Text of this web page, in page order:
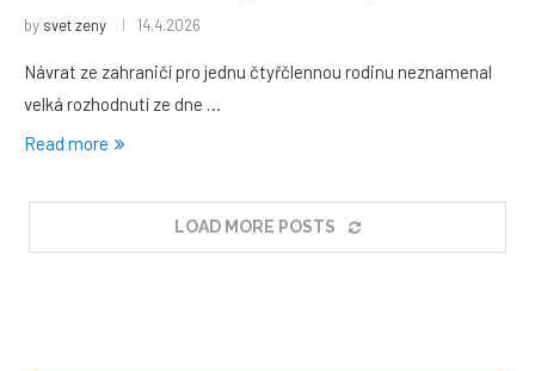
by svet zeny 14.4.2026
Návrat ze zahraničí pro jednu čtyřčlennou rodinu neznamenal
velká rozhodnutí ze dne …
Read more
LOAD MORE POSTS